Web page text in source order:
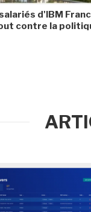
d'IBM
contre la